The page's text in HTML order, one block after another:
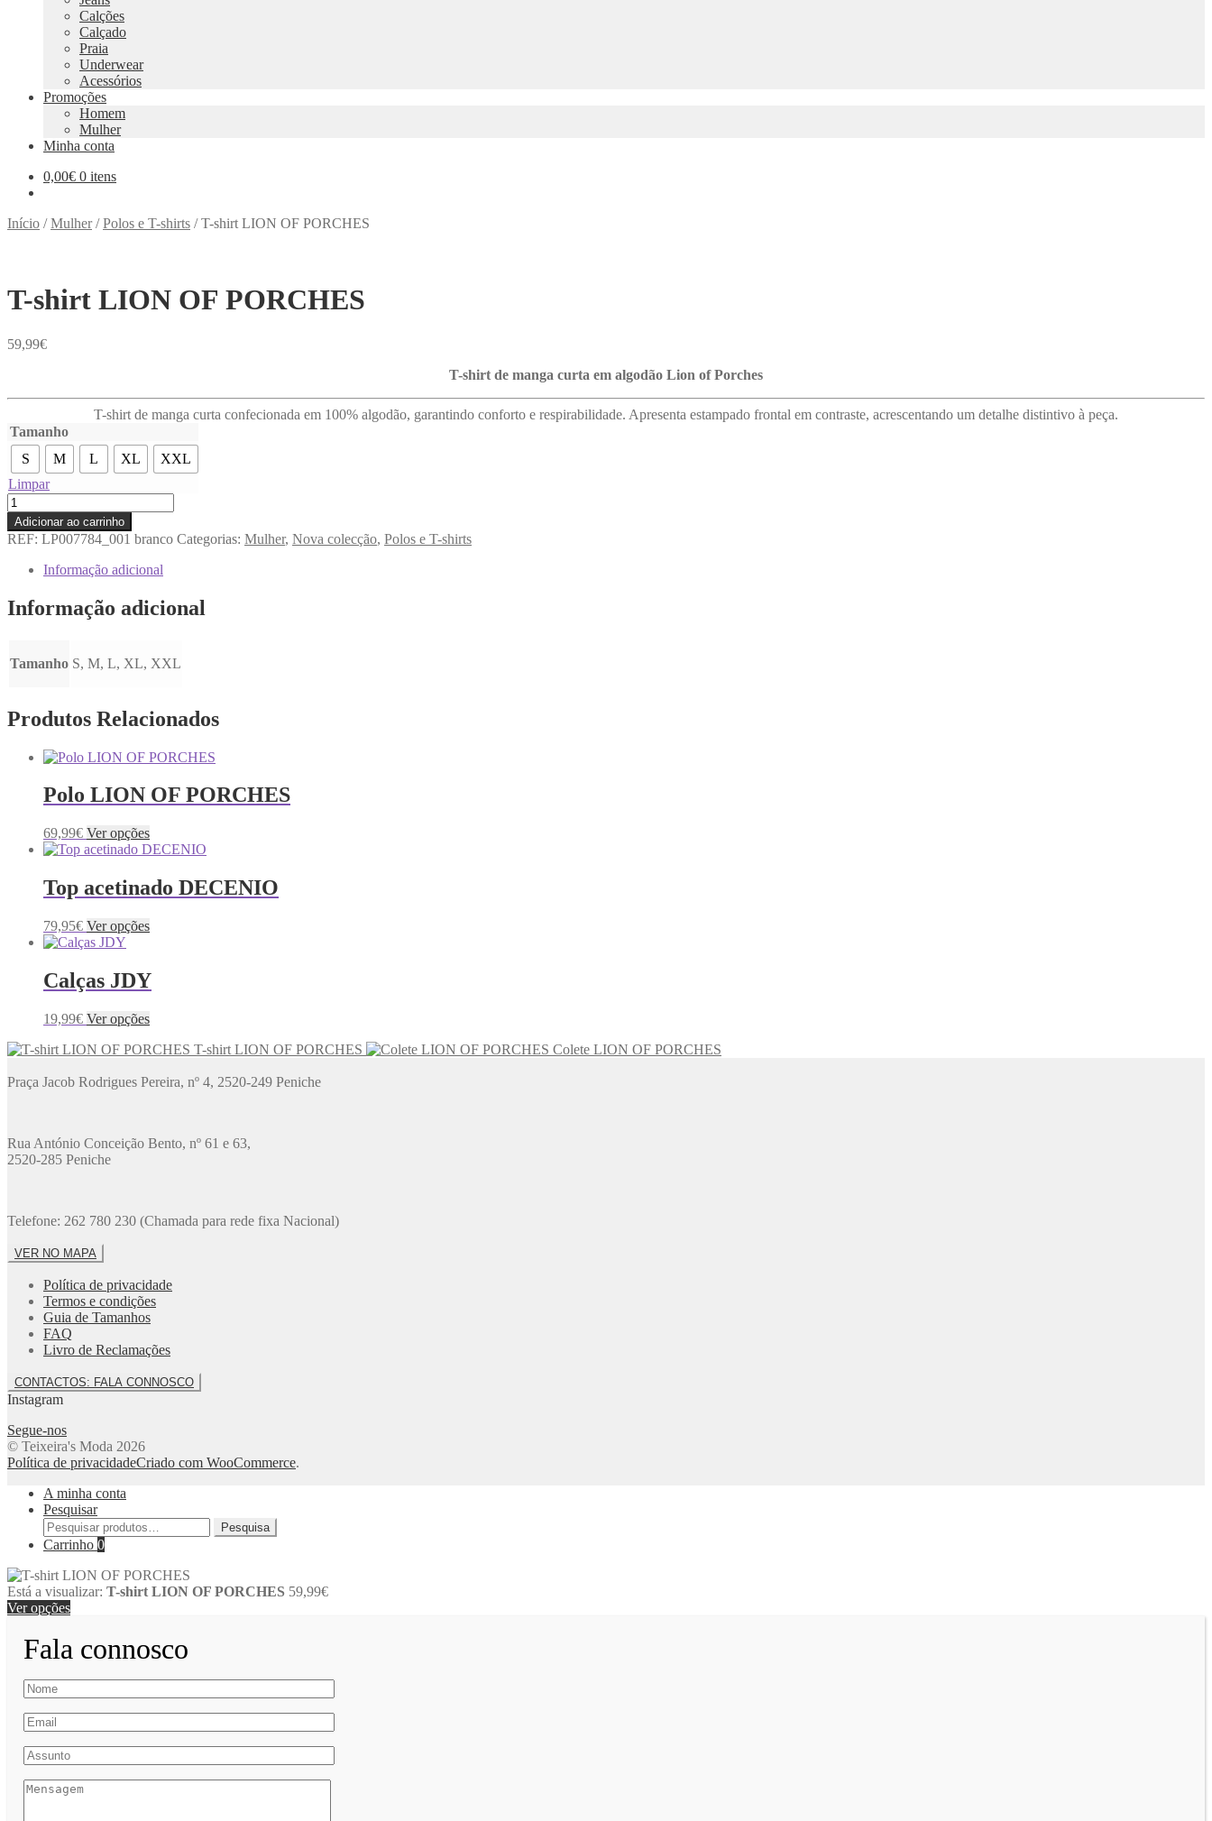
Calções
Calçado
Praia
Underwear
Acessórios
Promoções
Homem
Mulher
Minha conta
0,00€ 0 itens
Início /Mulher/Polos e T-shirts /T-shirt LION OF PORCHES
T-shirt LION OF PORCHES
59,99€
T-shirt de manga curta em algodão Lion of Porches
T-shirt de manga curta confecionada em 100% algodão, garantindo conforto e respirabilidade. Apresenta estampado frontal em contraste, acrescentando um detalhe distintivo à peça.
Tamanho
S
M L XL
XXL
Limpar
Quantidade
de
T-
shirt
LION
PORCHES
Adicionar ao carrinho
REF: LP007784_001 branco Categorias: Mulher, Nova colecção, Polos e T-shirts
Informação adicional
Informação adicional
Tamanho S, M, L, XL, XXL
Produtos Relacionados
Polo LION OF PORCHES
69,99€ Ver opçõesThis
product
multiple
variants.
options
chosen
on
product
page
Top acetinado DECENIO
79,95€ Ver opçõesThis
multiple
variants.
options
be
on
page
Calças JDY
19,99€ Ver opçõesThis
has
variants.
be
product
page
T-shirt LION OF PORCHES Colete LION OF PORCHES
Praça Jacob Rodrigues Pereira, nº 4, 2520-249 Peniche
Rua António Conceição Bento, nº 61 e 63,
2520-285 Peniche
Telefone: 262 780 230 (Chamada para rede fixa Nacional)
VER NO MAPA
Política de privacidade
Termos e condições
Guia de Tamanhos
FAQ
Livro de Reclamações
CONTACTOS: FALA CONNOSCO
Instagram
Segue-nos
© Teixeira's Moda 2026
Política de privacidadeCriado com WooCommerce.
A minha conta
Pesquisar
Pesquisar
por:
Pesquisa
Carrinho 0
Está a visualizar: T-shirt LION OF PORCHES 59,99€
Ver opções
Fala connosco